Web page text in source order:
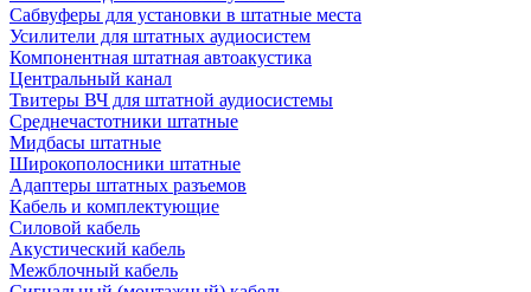
Сабвуферы для установки в штатные места
Усилители для штатных аудиосистем
Компонентная штатная автоакустика
Центральный канал
Твитеры ВЧ для штатной аудиосистемы
Среднечастотники штатные
Мидбасы штатные
Широкополосники штатные
Адаптеры штатных разъемов
Кабель и комплектующие
Силовой кабель
Акустический кабель
Межблочный кабель